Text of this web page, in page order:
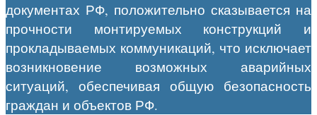
документах РФ, положительно сказывается на
прочности монтируемых конструкций и
прокладываемых коммуникаций, что исключает
возникновение возможных аварийных
ситуаций, обеспечивая общую безопасность
граждан и объектов РФ.